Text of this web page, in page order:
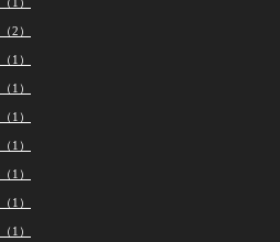
2）
1）
1）
1）
1）
1）
1）
1）